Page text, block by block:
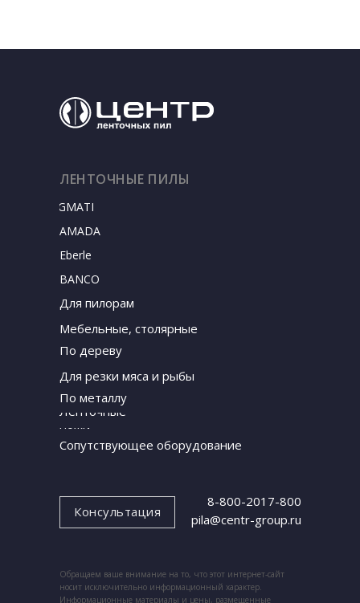
SIGMATEC
AMADA
Eberle
BANCO
Консультация
Для пилорам
Мебельные, столярные
По дереву
Для резки мяса и рыбы
8-800-2017-800
pila@centr-group.ru
ЛЕНТОЧНЫЕ ПИЛЫ
Обращаем ваше внимание на то, что этот интернет-сайт
носит исключительно информационный характер.
Информационные материалы и цены, размещенные
По металлу
Ленточные
ножи
Сопутствующее оборудование